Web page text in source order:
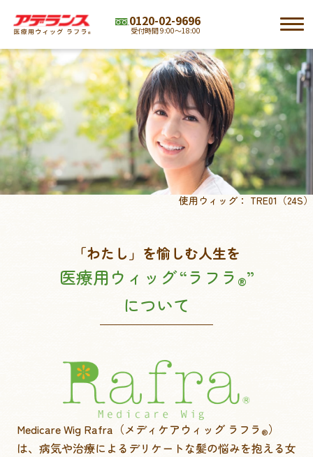
0120-02-9696
受付時間 9:00～18:00
アデランスの医療用ウィッグ ラフラ®TOP
ラインナップ
初めての方へ
サービス 使用ウィッグ： TRE01（24S）
「わたし」を愉しむ人生を
医療用ウィッグ“ラフラ ®”
について
Medicare Wig Rafra（メディケアウィッグ ラフラ®）
は、 病気や治療によるデリケートな髪の悩みを抱える女